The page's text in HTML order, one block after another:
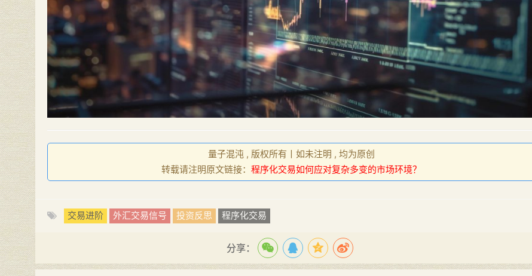
量子混沌 , 版权所有丨如未注明 , 均为原创
转载请注明原文链接： 程序化交易如何应对复杂多变的市场环境？
交易进阶 外汇交易信号 投资反思 程序化交易
分享：